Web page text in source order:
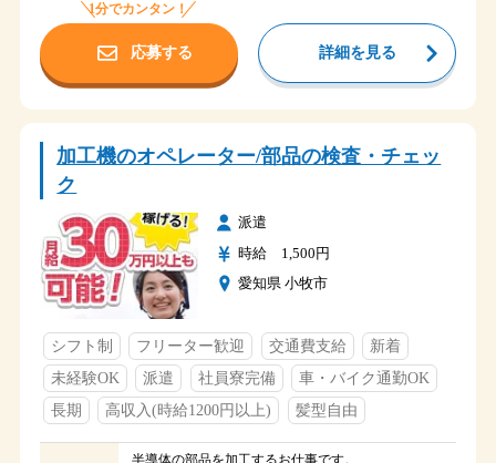
勤務地 小牧市多気中町
アクセス
国道４１号線 青山下屋敷交差点から車で２分
名鉄 徳重・名古屋芸大駅から車で９分
時間
残業１～２ｈ/日あり
休日
土・日
福利厚生
・社会保険加入
・交通費支給（会社規定）
・駐車場完備
・制服貸与
・食堂あり（食事は持参）
・社員寮完備（１R）
1分でカンタン！
応募する 詳細を見る
加工機のオペレーター/部品の検査・チェッ
ク
派遣
時給 1,500円
愛知県 小牧市
シフト制 フリーター歓迎 交通費支給
新着
未経験OK
派遣 社員寮完備
車・バイク通勤OK
長期
高収入(時給1200円以上) 髪型自由
半導体の部品を加工するお仕事です。